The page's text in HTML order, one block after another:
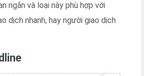
ngắn và loại này phù hợp với
dịch nhanh, hay người giao dịch